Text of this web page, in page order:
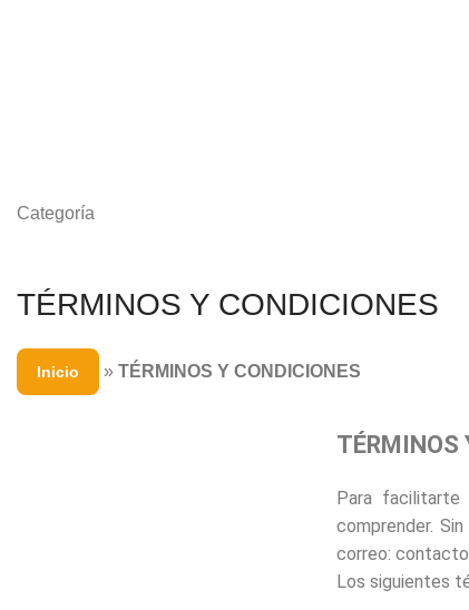
Categoría
TÉRMINOS Y CONDICIONES
Inicio » TÉRMINOS Y CONDICIONES
TÉRMINOS
Para facilitarte
comprender.
correo:
Los siguientes